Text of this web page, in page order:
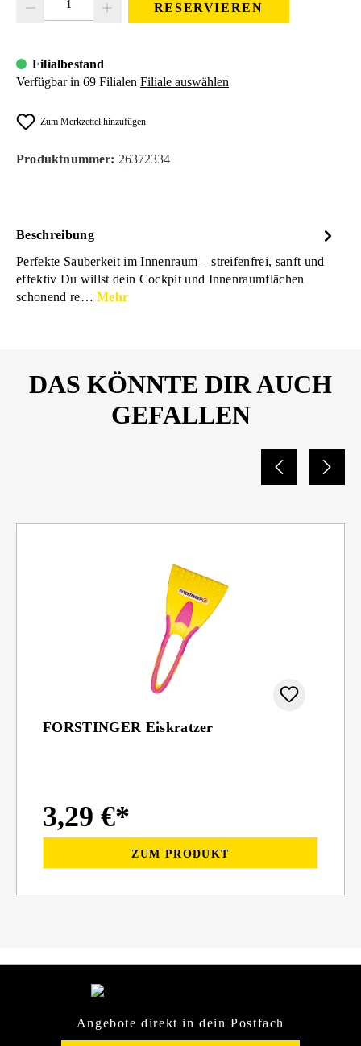
RESERVIEREN
Filialbestand
Verfügbar in 69 Filialen Filiale auswählen
Zum Merkzettel hinzufügen
Produktnummer: 26372334
Beschreibung
Perfekte Sauberkeit im Innenraum – streifenfrei, sanft und
effektiv Du willst dein Cockpit und Innenraumflächen
schonend re…Mehr
DAS KÖNNTE DIR AUCH
GEFALLEN
FORSTINGER Eiskratzer
3,29 €*
ZUM PRODUKT
Angebote direkt in dein Postfach